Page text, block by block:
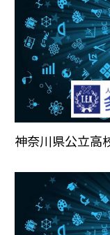
神奈川県公立高